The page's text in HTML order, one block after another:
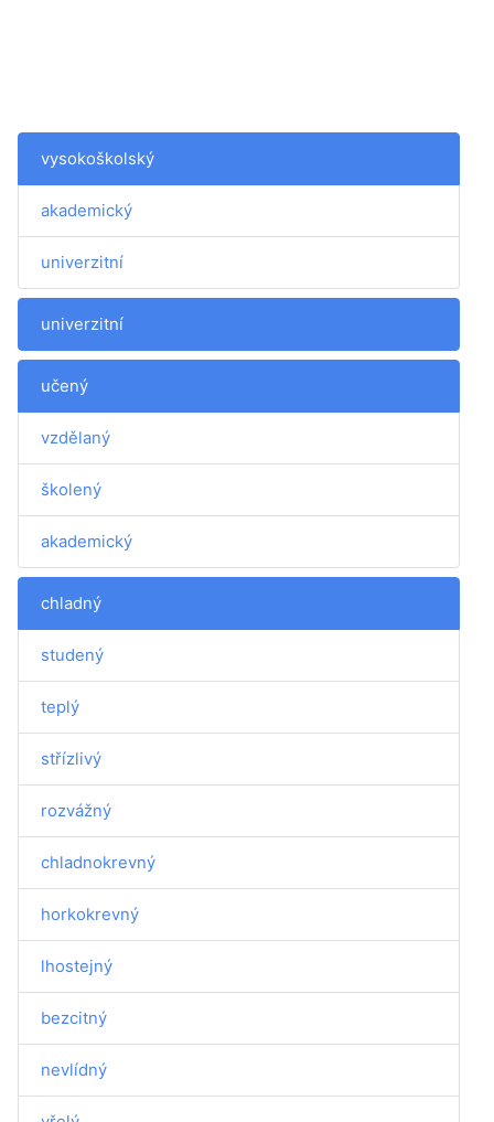
vysokoškolský
akademický
univerzitní
univerzitní
učený
vzdělaný
školený
akademický
chladný
studený
teplý
střízlivý
rozvážný
chladnokrevný
horkokrevný
lhostejný
bezcitný
nevlídný